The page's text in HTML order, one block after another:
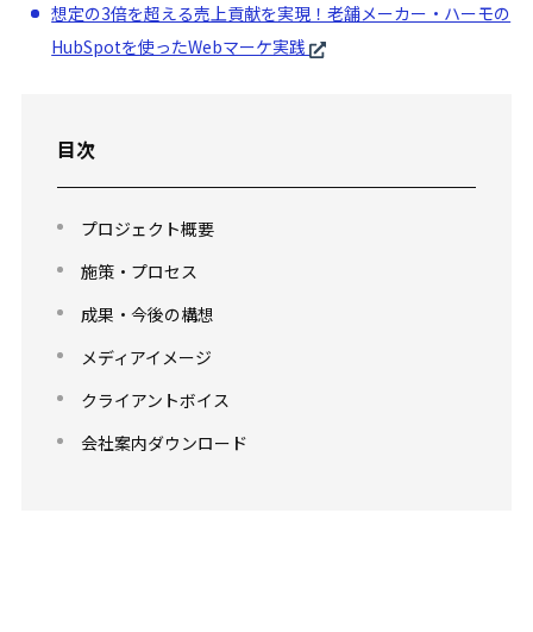
想定の3倍を超える売上貢献を実現！老舗メーカー・ハーモの
HubSpotを使ったWebマーケ実践
目次
プロジェクト概要
施策・プロセス
成果・今後の構想
メディアイメージ
クライアントボイス
会社案内ダウンロード